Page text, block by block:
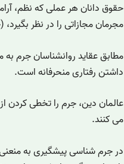
حقوق دانان هر عملی که نظم،
مجرمان مجازاتی را در نظر
مطابق عقاید روانشناسان جرم
داشتن رفتاری منحرفانه است.
عالمان دین، جرم را تخطی کردن
می کنند.
در جرم شناسی پیشگیری به